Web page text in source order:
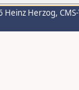
Heinz Herzog,